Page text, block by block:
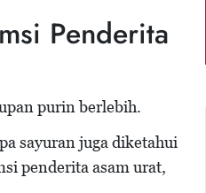
Penderita
purin berlebih.
sayuran juga diketahui
penderita asam urat,